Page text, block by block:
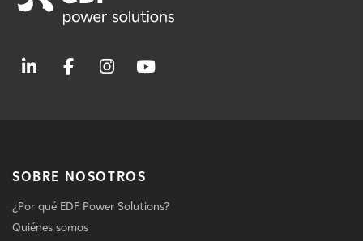
SOBRE NOSOTROS
¿Por qué EDF Power Solutions?
Quiénes somos